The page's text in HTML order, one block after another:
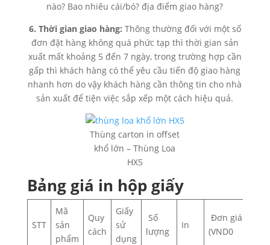
nào? Bao nhiêu cái/bó? địa điểm giao hàng?
6. Thời gian giao hàng: Thông thường đối với một số
đơn đặt hàng không quá phức tạp thì thời gian sản
xuất mất khoảng 5 đến 7 ngày, trong trường hợp cần
gấp thì khách hàng có thể yêu cầu tiến độ giao hàng
nhanh hơn do vậy khách hàng cần thông tin cho nhà
sản xuất để tiện việc sắp xếp một cách hiệu quả.
Thùng carton in offset
khổ lớn – Thùng Loa
HX5
Bảng giá in hộp giấy
STT
Mã
sản
phẩm
Quy
cách
Giấy
sử
dụng
Số
lượng
In
Đơn giá
(VND0